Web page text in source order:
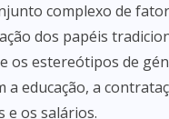
complexo de
dos papéis
os estereótipos de
a educação, a
e os salários.